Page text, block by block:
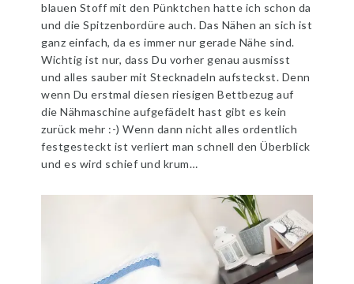
blauen Stoff mit den Pünktchen hatte ich schon da
und die Spitzenbordüre auch. Das Nähen an sich ist
ganz einfach, da es immer nur gerade Nähe sind.
Wichtig ist nur, dass Du vorher genau ausmisst
und alles sauber mit Stecknadeln aufsteckst. Denn
wenn Du erstmal diesen riesigen Bettbezug auf
die Nähmaschine aufgefädelt hast gibt es kein
zurück mehr :-) Wenn dann nicht alles ordentlich
festgesteckt ist verliert man schnell den Überblick
und es wird schief und krum…